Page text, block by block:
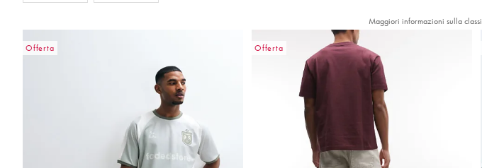
Maggiori informazioni sulla
Offerta Offerta